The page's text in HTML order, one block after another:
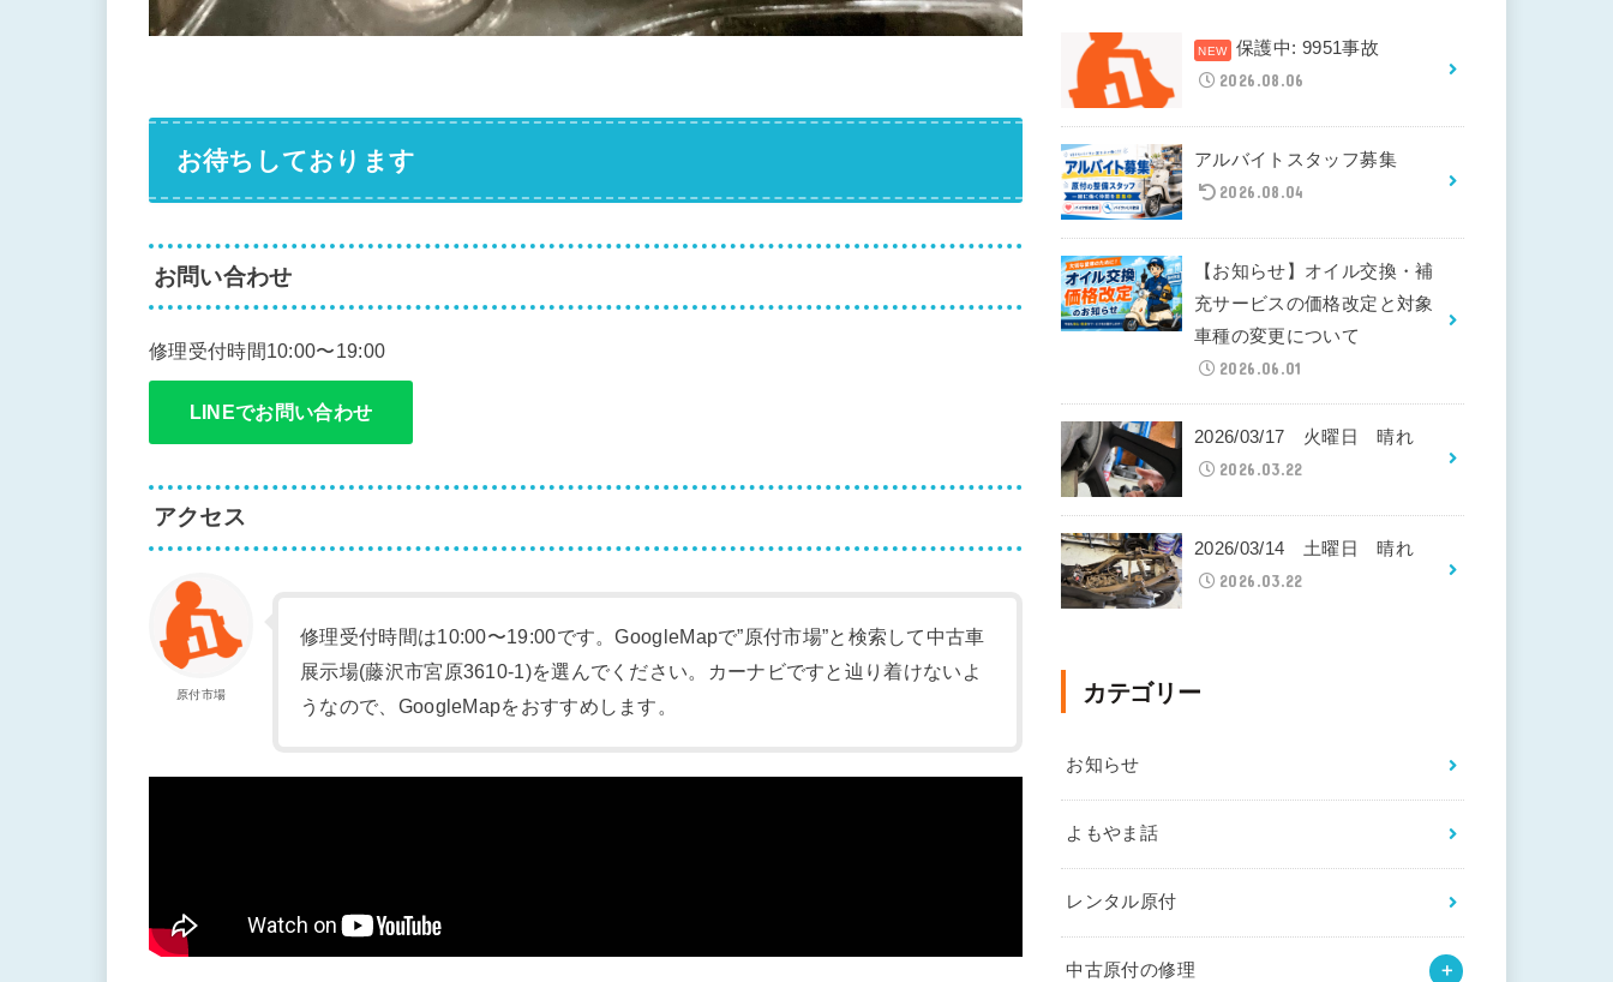
お待ちしております
お問い合わせ
修理受付時間10:00〜19:00
LINEでお問い合わせ
アクセス
原付市場
修理受付時間は10:00〜19:00です。GoogleMapで”原付市場”と検索して中古車
展示場(藤沢市宮原3610-1)を選んでください。カーナビですと辿り着けないよ
うなので、GoogleMapをおすすめします。
保護中: 9951事故
2026.08.06
アルバイトスタッフ募集
2026.08.04
【お知らせ】オイル交換・補
充サービスの価格改定と対象
車種の変更について
2026.06.01
2026/03/17 火曜日 晴れ
2026.03.22
2026/03/14 土曜日 晴れ
2026.03.22
カテゴリー
お知らせ
よもやま話
レンタル原付
中古原付の修理